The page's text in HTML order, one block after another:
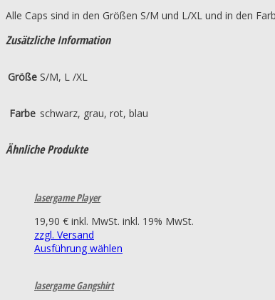
Alle Caps sind in den Größen S/M und L/XL und in den
Zusätzliche Information
Größe S/M, L /XL
Farbe schwarz, grau, rot, blau
Ähnliche Produkte
lasergame Player
19,90 € inkl. MwSt. inkl. 19% MwSt.
zzgl. Versand
Ausführung wählen
lasergame Gangshirt